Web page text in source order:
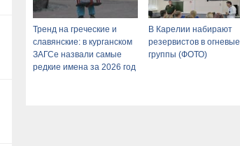
Тренд на греческие и
славянские: в курганском
ЗАГСе назвали самые
редкие имена за 2026 год
В Карелии набирают
резервистов в огневые
группы (ФОТО)